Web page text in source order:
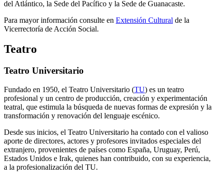
del Atlántico, la Sede del Pacífico y la Sede de Guanacaste.
Para mayor información consulte en Extensión Cultural de la
Vicerrectoría de Acción Social.
Teatro
Teatro Universitario
Fundado en 1950, el Teatro Universitario (TU) es un teatro
profesional y un centro de producción, creación y experimentación
teatral, que estimula la búsqueda de nuevas formas de expresión y la
transformación y renovación del lenguaje escénico.
Desde sus inicios, el Teatro Universitario ha contado con el valioso
aporte de directores, actores y profesores invitados especiales del
extranjero, provenientes de países como España, Uruguay, Perú,
Estados Unidos e Irak, quienes han contribuido, con su experiencia,
a la profesionalización del TU.